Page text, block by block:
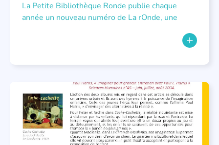
La Petite Bibliothèque Ronde publie chaque
année un nouveau numéro de La rOnde, une
LITTÉRATURE JEUNESSE , NOUS AVONS PUBLIÉ